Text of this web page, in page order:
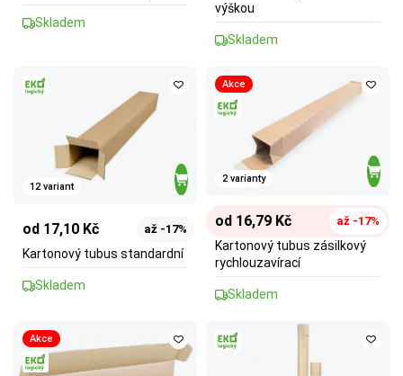
Skladem
výškou
Skladem
12 variant
od 17,10 Kč až -17%
Kartonový tubus standardní
Skladem
Akce
2 varianty
od 16,79 Kč až -17%
Kartonový tubus zásilkový
rychlouzavírací
Skladem
Akce